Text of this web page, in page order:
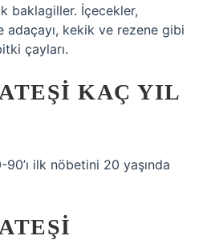
baklagiller. İçecekler,
adaçayı, kekik ve rezene gibi
çayları.
KAÇ YIL
ilk nöbetini 20 yaşında